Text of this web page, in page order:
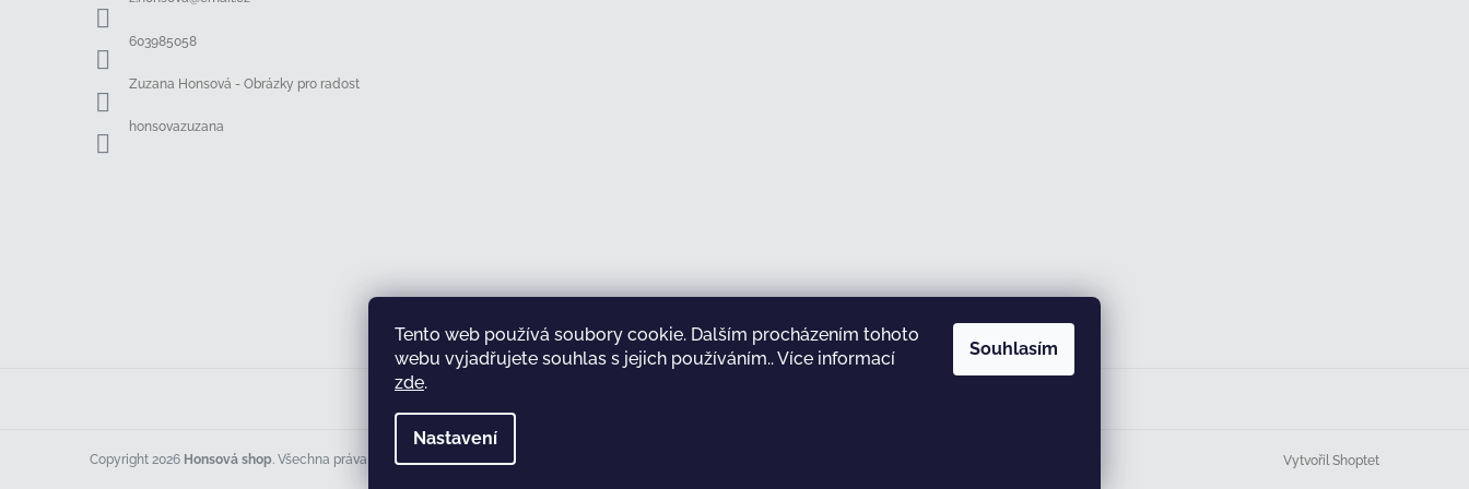
Tento web používá soubory cookie. Dalším procházením tohoto
webu vyjadřujete souhlas s jejich používáním.. Více informací
zde.
Nastavení
Souhlasím
603985058
Zuzana Honsová - Obrázky pro radost
honsovazuzana
Sledovat na Instagramu
Vytvořil Shoptet
Copyright 2026 Honsová shop. Všechna práva vyhrazena.